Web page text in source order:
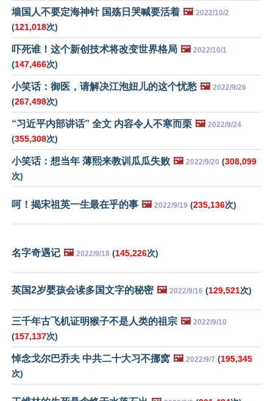
墙国人不要定海神针 国殇日哭喊要活着 🖼️ 2022/10/2
(121,018次)
吓死谁！这个新创技术将改变世界格局 🖼️ 2022/10/1
(147,466次)
小笑话：御医，请解决江泡妞儿的这个忧愁 🖼️ 2022/9/26
(267,498次)
“习近平内部讲话” 全文 内容令人不寒而栗 🖼️ 2022/9/24
(355,308次)
小笑话：想当年 薄熙来教训瓜瓜失败 🖼️ 2022/9/20 (308,099
次)
呵！揭宋祖英一生最在乎的事 🖼️ 2022/9/19 (235,136次)
名字奇遇记 🖼️ 2022/9/18 (145,226次)
英国2岁婴孩会读多国文字的秘密 🖼️ 2022/9/16 (129,521次)
三千年古飞机证明猴子不是人类的祖宗 🖼️ 2022/9/10
(157,137次)
悼念戈尔巴乔夫 中共二十大习不挪窝 🖼️ 2022/9/7 (195,345
次)